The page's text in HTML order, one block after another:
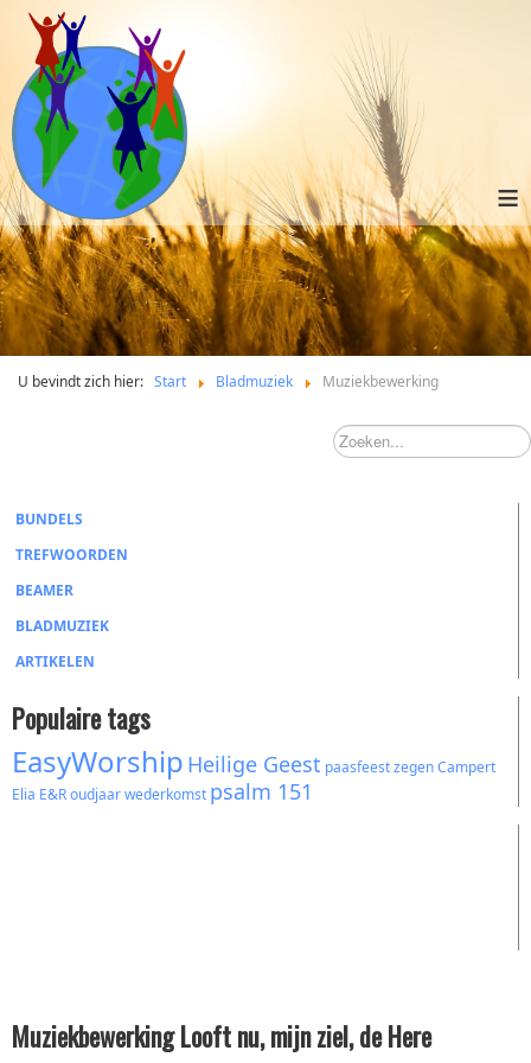
≡
U bevindt zich hier: Start Bladmuziek Muziekbewerking
BUNDELS
TREFWOORDEN
BEAMER
BLADMUZIEK
ARTIKELEN
Populaire tags
EasyWorship Heilige Geest paasfeestzegenCampert
Elia E&Roudjaarwederkomst psalm 151
Muziekbewerking Looft nu, mijn ziel, de Here